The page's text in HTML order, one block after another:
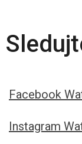
Facebook
Instagram